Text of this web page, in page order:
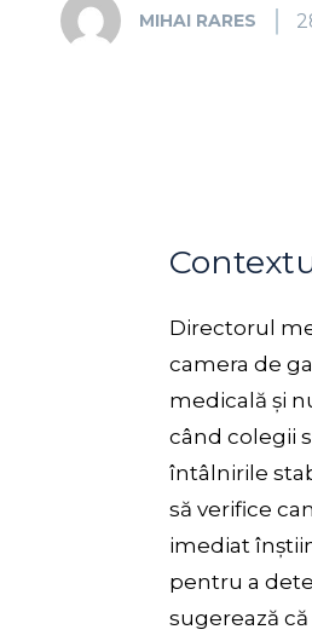
MIHAI RARES
Directorul
camera de
medicală și
când colegii
întâlnirile
să verifice
imediat
pentru a
sugerează